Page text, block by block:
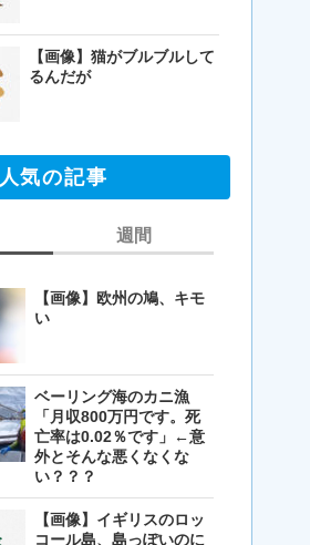
【画像】猫がブルブルして
るんだが
人気の記事
【画像】欧州の鳩、キモ
い
ベーリング海のカニ漁
「月収800万円です。死
亡率は0.02％です」←意
外とそんな悪くなくな
い？？？
【画像】イギリスのロッ
コール島、島っぽいのに
週間
【画像】欧州の鳩、キモ
【閲覧注意・画像】毛を
剃ったコアラが怖すぎる
とワイ(35歳無職)の中で
話題に
【画像】イギリスのロッ
コール島、島っぽいのに
岩扱い